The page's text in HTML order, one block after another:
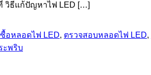
วิธีแก้ปัญหาไฟ LED […]
ซื้อหลอดไฟ LED, ตรวจสอบหลอดไฟ LED,
ะพริบ